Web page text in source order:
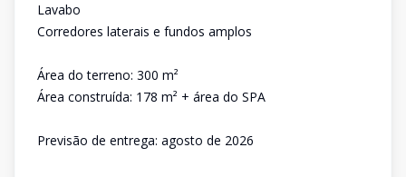
Lavabo
Corredores laterais e fundos amplos
Área do terreno: 300 m²
Área construída: 178 m² + área do SPA
Previsão de entrega: agosto de 2026